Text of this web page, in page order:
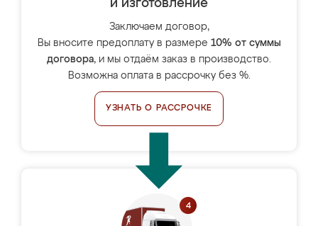
и изготовление
Заключаем договор,
Вы вносите предоплату в размере 10% от суммы
договора, и мы отдаём заказ в производство.
Возможна оплата в рассрочку без %.
УЗНАТЬ О РАССРОЧКЕ